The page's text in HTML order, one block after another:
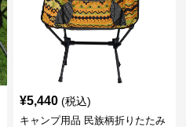
¥5,440 (税込)
キャンプ用品 民族柄折りたたみ